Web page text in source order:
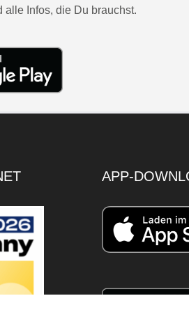
Infos, die Du brauchst.
APP-